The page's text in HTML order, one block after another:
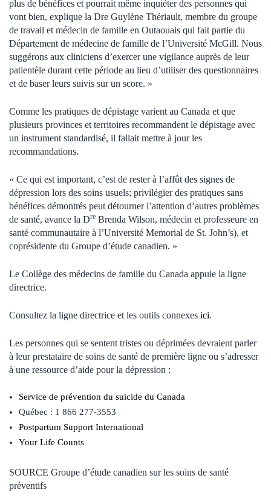
plus de bénéfices et pourrait même inquiéter des personnes qui
vont bien, explique la Dre Guylène Thériault, membre du groupe
de travail et médecin de famille en Outaouais qui fait partie du
Département de médecine de famille de l’Université McGill. Nous
suggérons aux cliniciens d’exercer une vigilance auprès de leur
patientèle durant cette période au lieu d’utiliser des questionnaires
et de baser leurs suivis sur un score. »
Comme les pratiques de dépistage varient au Canada et que
plusieurs provinces et territoires recommandent le dépistage avec
un instrument standardisé, il fallait mettre à jour les
recommandations.
« Ce qui est important, c’est de rester à l’affût des signes de
dépression lors des soins usuels; privilégier des pratiques sans
bénéfices démontrés peut détourner l’attention d’autres problèmes
de santé, avance la Dre Brenda Wilson, médecin et professeure en
santé communautaire à l’Université Memorial de St. John’s), et
coprésidente du Groupe d’étude canadien. »
Le Collège des médecins de famille du Canada appuie la ligne
directrice.
Consultez la ligne directrice et les outils connexes ici.
Les personnes qui se sentent tristes ou déprimées devraient parler
à leur prestataire de soins de santé de première ligne ou s’adresser
à une ressource d’aide pour la dépression :
Service de prévention du suicide du Canada
Québec : 1 866 277-3553
Postpartum Support International
Your Life Counts
SOURCE Groupe d’étude canadien sur les soins de santé
préventifs